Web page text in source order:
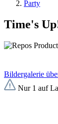
Party
Time's
Bildergalerie
Nur 1 auf